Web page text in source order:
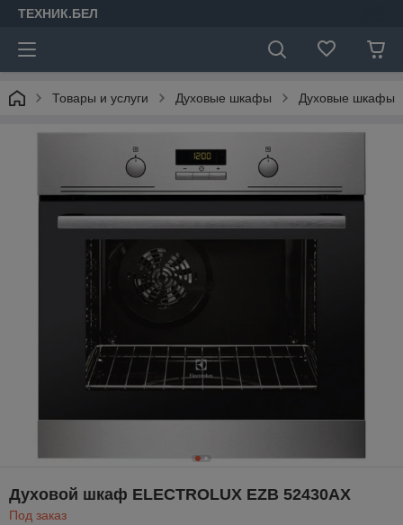
ТЕХНИК.БЕЛ
Товары и услуги Духовые шкафы Духовые шкафы
Духовой шкаф ELECTROLUX EZB 52430AX
Под заказ